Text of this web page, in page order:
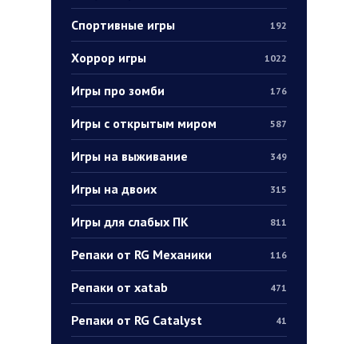
Спортивные игры 192
Хоррор игры 1022
Игры про зомби 176
Игры с открытым миром 587
Игры на выживание 349
Игры на двоих 315
Игры для слабых ПК 811
Репаки от RG Механики 116
Репаки от xatab 471
Репаки от RG Catalyst 41